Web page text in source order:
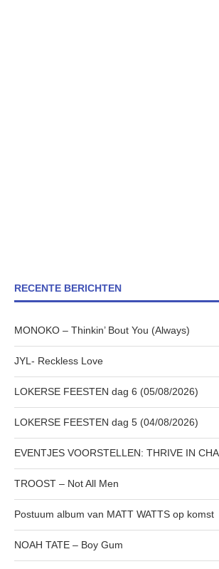
RECENTE BERICHTEN
MONOKO – Thinkin’ Bout You (Always)
JYL- Reckless Love
LOKERSE FEESTEN dag 6 (05/08/2026)
LOKERSE FEESTEN dag 5 (04/08/2026)
EVENTJES VOORSTELLEN: THRIVE IN
TROOST – Not All Men
Postuum album van MATT WATTS op komst
NOAH TATE – Boy Gum